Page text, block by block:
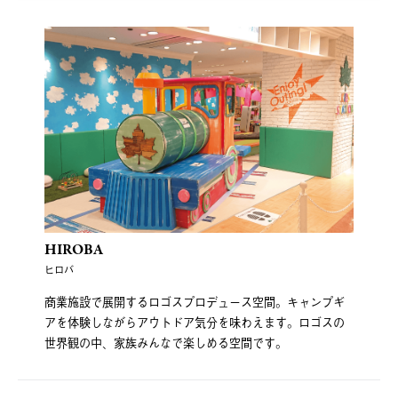
HIROBA
ヒロバ
商業施設で展開するロゴスプロデュース空間。キャンプギ
アを体験しながらアウトドア気分を味わえます。ロゴスの
世界観の中、家族みんなで楽しめる空間です。